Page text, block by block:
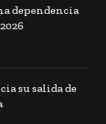
dependencia
su salida de